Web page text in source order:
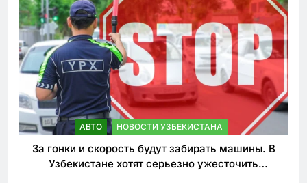
АВТО НОВОСТИ УЗБЕКИСТАНА
За гонки и скорость будут забирать машины. В
Узбекистане хотят серьезно ужесточить